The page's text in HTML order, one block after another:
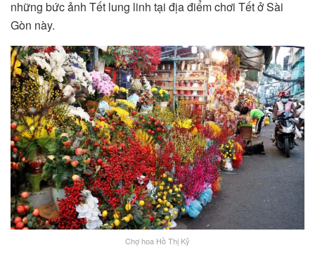
những bức ảnh Tết lung linh tại địa điểm chơi Tết ở Sài
Gòn này.
Chợ hoa Hồ Thị Kỷ